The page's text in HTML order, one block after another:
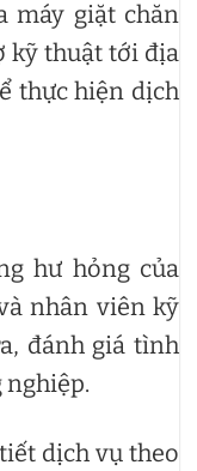
máy giặt chăn
kỹ thuật tới địa
thực hiện dịch
hư hỏng của
nhân viên kỹ
đánh giá tình
nghiệp.
dịch vụ theo